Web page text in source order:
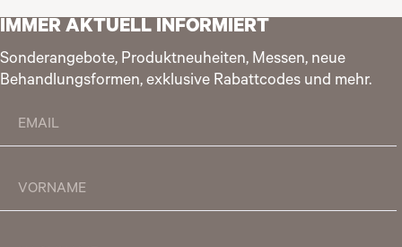
IMMER AKTUELL INFORMIERT
Sonderangebote, Produktneuheiten, Messen, neue
Behandlungsformen, exklusive Rabattcodes und mehr.